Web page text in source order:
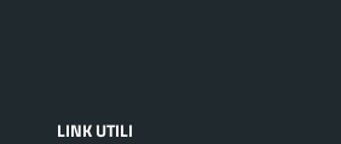
LINK UTILI